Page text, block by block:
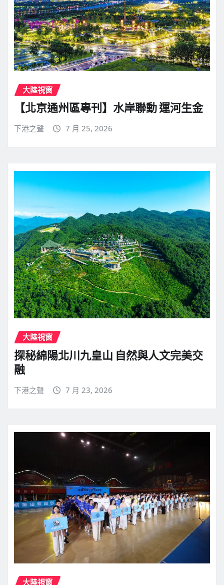
大陸視窗
【北京通州區專刊】水岸聯動 運河生金
下港之聲 7 月 25, 2026
大陸視窗
探秘綿陽北川九皇山 自然與人文完美交
融
下港之聲 7 月 23, 2026
大陸視窗